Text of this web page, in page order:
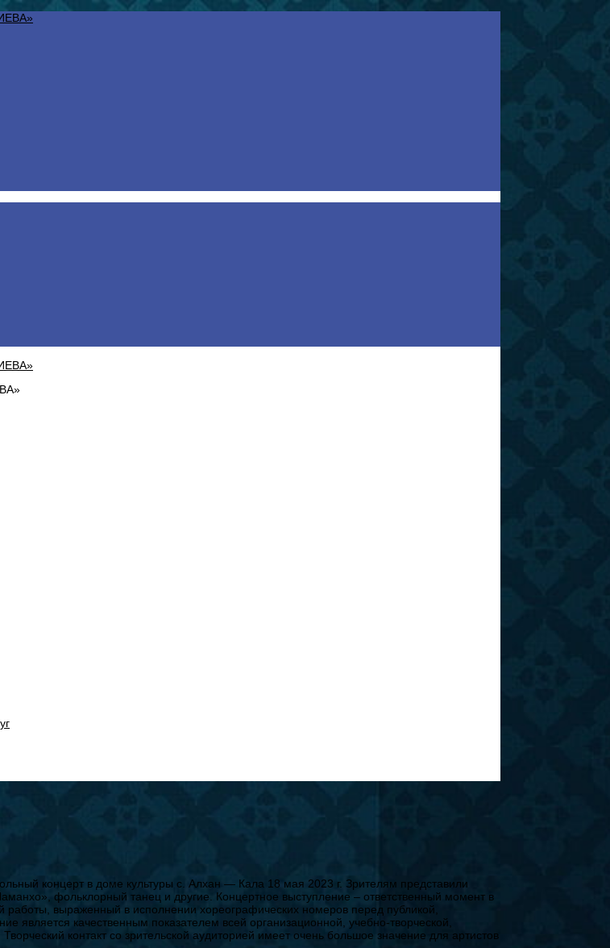
концерт в доме культуры с. Алхан — Кала 18 мая 2023 г. Зрителям представили
фольклорный танец и другие. Концертное выступление – ответственный момент в
работы, выраженный в исполнении хореографических номеров перед публикой,
является качественным показателем всей организационной, учебно-творческой,
контакт со зрительской аудиторией имеет очень большое значение для артистов